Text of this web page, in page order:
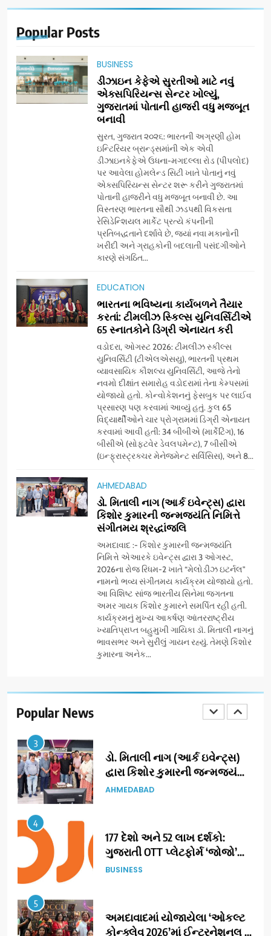
Popular Posts
BUSINESS
ડીઝાઇન કેફેએ સુરતીઓ માટે નવું
એક્સપિરિયન્સ સેન્ટર ખોલ્યું,
ગુજરાતમાં પોતાની હાજરી વધુ મજબૂત
બનાવી
સુરત, ગુજરાત ૨૦૨૬: ભારતની અગ્રણી હોમ
ઇન્ટિરિયર બ્રાન્ડ્સમાંની એક એવી
ડીઝાઇનકેફેએ ઉધના-મગદલ્લા રોડ (પીપલોદ)
પર આવેલા હોમલેન્ડ સિટી ખાતે પોતાનું નવું
એક્સપિરિયન્સ સેન્ટર શરૂ કરીને ગુજરાતમાં
પોતાની હાજરીને વધુ મજબૂત બનાવી છે. આ
વિસ્તરણ ભારતના સૌથી ઝડપથી વિકસતા
રેસિડેન્શિયલ માર્કેટ પ્રત્યે કંપનીની
પ્રતિબદ્ધતાને દર્શાવે છે, જ્યાં નવા મકાનોની
ખરીદી અને ગ્રાહકોની બદલાતી પસંદગીઓને
કારણે સંગઠિત...
EDUCATION
ભારતના ભવિષ્યના કાર્યબળને તૈયાર
કરતાં: ટીમલીઝ સ્કિલ્સ યુનિવર્સિટીએ
65 સ્નાતકોને ડિગ્રી એનાયત કરી
વડોદરા, ઓગસ્ટ 2026: ટીમલીઝ સ્કીલ્સ
યુનિવર્સિટી (ટીએલએસયુ), ભારતની પ્રથમ
વ્યાવસાયિક કૌશલ્ય યુનિવર્સિટી, આજે તેનો
નવમો દીક્ષાંત સમારોહ વડોદરામાં તેના કેમ્પસમાં
યોજાયો હતો. કોન્વોકેશનનું ફેસબુક પર લાઈવ
પ્રસારણ પણ કરવામાં આવ્યું હતું. કુલ 65
વિદ્યાર્થીઓને ચાર પ્રોગ્રામમાં ડિગ્રી એનાયત
કરવામાં આવી હતી: 34 બીબીએ (માર્કેટિંગ), 16
બીસીએ (સોફ્ટવેર ડેવલપમેન્ટ), 7 બીસીએ
(ઇન્ફ્રાસ્ટ્રક્ચર મેનેજમેન્ટ સર્વિસિસ), અને 8...
AHMEDABAD
ડો. મિતાલી નાગ (આર્ક ઇવેન્ટ્સ) દ્વારા
કિશોર કુમારની જન્મજયંતિ નિમિત્તે
સંગીતમય શ્રદ્ધાંજલિ
અમદાવાદ :- કિશોર કુમારની જન્મજયંતિ
નિમિત્તે એઆરકે ઇવેન્ટ્સ દ્વારા 3 ઓગસ્ટ,
2026ના રોજ રિધમ-2 ખાતે “મેલોડીઝ ઇટર્નલ”
નામનો ભવ્ય સંગીતમય કાર્યક્રમ યોજાયો હતો.
આ વિશિષ્ટ સાંજ ભારતીય સિનેમા જગતના
અમર ગાયક કિશોર કુમારને સમર્પિત રહી હતી.
કાર્યક્રમનું મુખ્ય આકર્ષણ આંતરરાષ્ટ્રીય
ખ્યાતિપ્રાપ્ત બહુમુખી ગાયિકા ડૉ. મિતાલી નાગનું
ભાવસભર અને સુરીલું ગાયન રહ્યું. તેમણે કિશોર
કુમારના અનેક...
Popular News
કોન્ક્લેવ 2026’માં ઈન્ટરનેશનલ
ટેરોટ રીડર પુનિતજી લુલ્લા એ ટેરોટ
કાર્ડ રીડિંગ અંગે માહિતી આપી
AHMEDABAD
ગ્લોબલ એક્સેલન્સ ફોરમ દ્વારા
નેશનલ લીડરશિપ કોન્કલેવ તથા
ભારત સમ્માન ૨૦૨૬નો ભવ્ય અને
પ્રતિષ્ઠિત કાર્યક્રમ નવી દિલ્હીમાં
સફળતાપૂર્વક યોજાયો
BUSINESS
સેમસંગ વિશ્વ યુવા કૌશલ્ય
દિવસની ઉજવણી કરે છે, સેમસંગ
દોસ્ત કૌશલ્ય વિકાસ કાર્યક્રમના
30 ટોચના પ્રતિભાશાળી
વિદ્યાર્થીઓનું સન્માન કરે છે
8
આયુદા ઓર્ગેનિક્સ દ્વારા
ગુજરાતના 5 શહેરોમાં રિટેલ સ્ટોર્સ
અને ગીર ગાયના વૈદિક વલોણા ઘી-
દૂધની શુદ્ધ સેવાઓ સાથે વ્યાપક
વિસ્તરણ
BUSINESS
ડીઝાઇન કેફેએ સુરતીઓ માટે નવું
એક્સપિરિયન્સ સેન્ટર ખોલ્યું,
ગુજરાતમાં પોતાની હાજરી વધુ
મજબૂત બનાવી
BUSINESS
તૈયાર કરતાં: ટીમલીઝ સ્કિલ્સ
યુનિવર્સિટીએ 65 સ્નાતકોને ડિગ્રી
3
ડો. મિતાલી નાગ (આર્ક ઇવેન્ટ્સ)
દ્વારા કિશોર કુમારની જન્મજયંતિ
નિમિત્તે સંગીતમય શ્રદ્ધાંજલિ
AHMEDABAD
4
177 દેશો અને 52 લાખ દર્શકો:
ગુજરાતી OTT પ્લેટફોર્મ ‘જોજો’
(JOJO) નો વિશ્વભરમાં દબદબો
BUSINESS
5
અમદાવાદમાં યોજાયેલા ‘ઓકલ્ટ
કોન્ક્લેવ 2026’માં ઈન્ટરનેશનલ